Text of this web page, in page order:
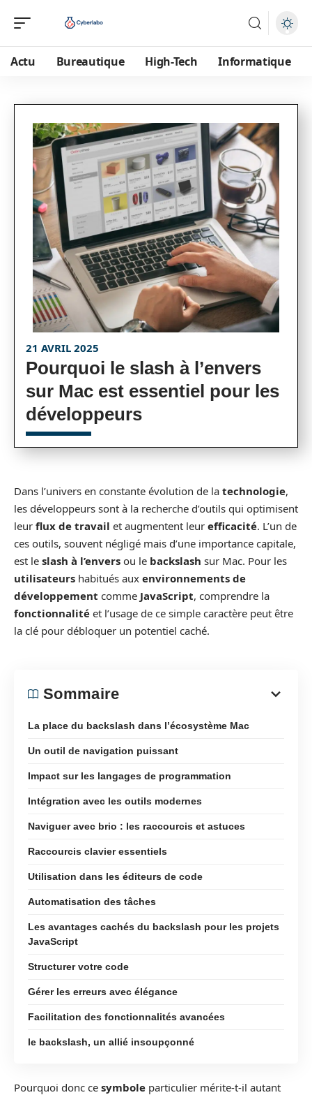
Actu Bureautique High-Tech Informatique
21 AVRIL 2025
Pourquoi le slash à l’envers
sur Mac est essentiel pour les
développeurs
Dans l’univers en constante évolution de la technologie,
les développeurs sont à la recherche d’outils qui optimisent
leur flux de travail et augmentent leur efficacité. L’un de
ces outils, souvent négligé mais d’une importance capitale,
est le slash à l’envers ou le backslash sur Mac. Pour les
utilisateurs habitués aux environnements de
développement comme JavaScript, comprendre la
fonctionnalité et l’usage de ce simple caractère peut être
la clé pour débloquer un potentiel caché.
Sommaire
La place du backslash dans l’écosystème Mac
Un outil de navigation puissant
Impact sur les langages de programmation
Intégration avec les outils modernes
Naviguer avec brio : les raccourcis et astuces
Raccourcis clavier essentiels
Utilisation dans les éditeurs de code
Automatisation des tâches
Les avantages cachés du backslash pour les projets
JavaScript
Structurer votre code
Gérer les erreurs avec élégance
Facilitation des fonctionnalités avancées
le backslash, un allié insoupçonné
Pourquoi donc ce symbole particulier mérite-t-il autant